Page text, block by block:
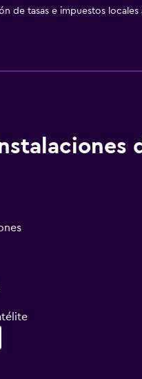
de tasas e impuestos